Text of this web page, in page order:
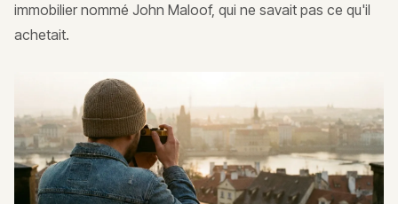
immobilier nommé John Maloof, qui ne savait pas ce qu'il
achetait.